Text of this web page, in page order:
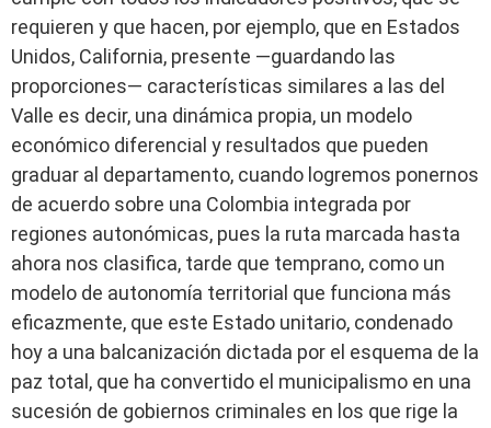
requieren y que hacen, por ejemplo, que en Estados
Unidos, California, presente —guardando las
proporciones— características similares a las del
Valle es decir, una dinámica propia, un modelo
económico diferencial y resultados que pueden
graduar al departamento, cuando logremos ponernos
de acuerdo sobre una Colombia integrada por
regiones autonómicas, pues la ruta marcada hasta
ahora nos clasifica, tarde que temprano, como un
modelo de autonomía territorial que funciona más
eficazmente, que este Estado unitario, condenado
hoy a una balcanización dictada por el esquema de la
paz total, que ha convertido el municipalismo en una
sucesión de gobiernos criminales en los que rige la